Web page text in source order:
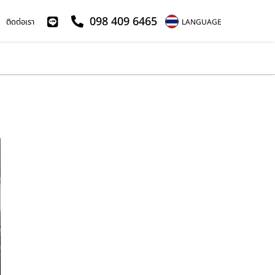
ติดต่อเรา 098 409 6465 LANGUAGE